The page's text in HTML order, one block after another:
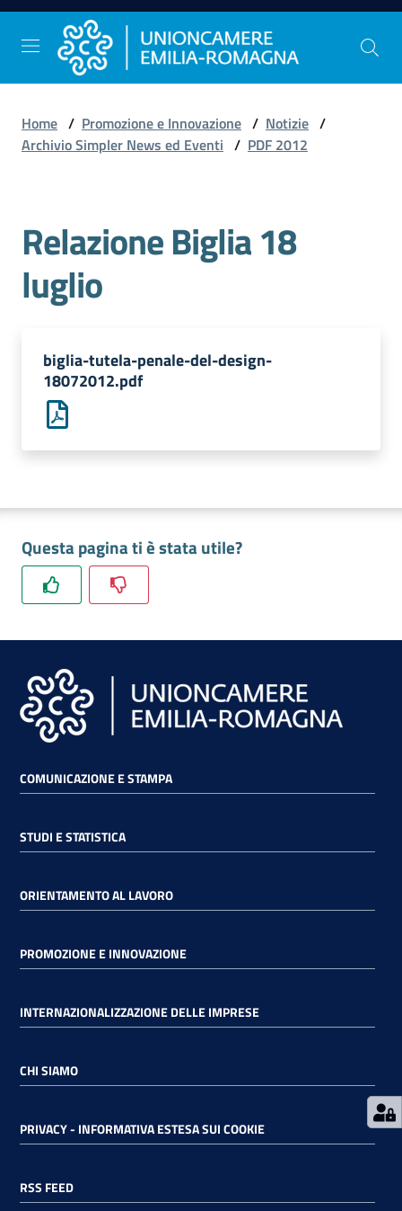
Vai al contenuto
Vai alla navigazione
Vai al footer
Comunicazione
Studi
e
Statistica
Orientamento
lavoro
e
Internazionalizzazione
Imprese
Chi
siamo
RSS
su
Home / Promozione e Innovazione / Notizie /
Archivio Simpler News ed Eventi / PDF 2012
Relazione Biglia 18
luglio
biglia-tutela-penale-del-design-
18072012.pdf
Questa pagina ti è stata utile?
COMUNICAZIONE E STAMPA
STUDI E STATISTICA
ORIENTAMENTO AL LAVORO
PROMOZIONE E INNOVAZIONE
INTERNAZIONALIZZAZIONE DELLE IMPRESE
CHI SIAMO
PRIVACY - INFORMATIVA ESTESA SUI COOKIE
RSS FEED